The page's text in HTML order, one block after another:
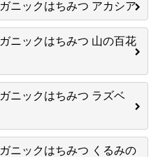
ニックはちみつ アカシア
ニックはちみつ 山の百花
ニックはちみつ ラズベ
ニックはちみつ くるみの